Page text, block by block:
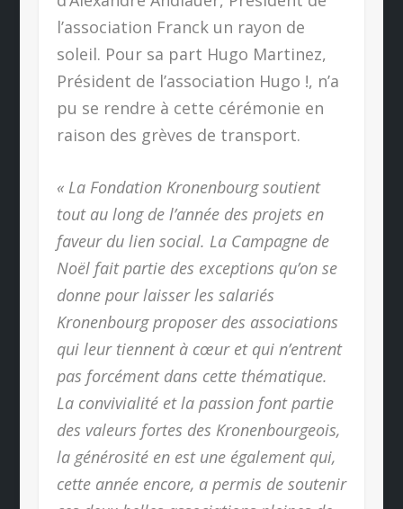
l’association Franck un rayon de
soleil. Pour sa part Hugo Martinez,
Président de l’association Hugo !, n’a
pu se rendre à cette cérémonie en
raison des grèves de transport.
« La Fondation Kronenbourg soutient
tout au long de l’année des projets en
faveur du lien social. La Campagne de
Noël fait partie des exceptions qu’on se
donne pour laisser les salariés
Kronenbourg proposer des associations
qui leur tiennent à cœur et qui n’entrent
pas forcément dans cette thématique.
La convivialité et la passion font partie
des valeurs fortes des Kronenbourgeois,
la générosité en est une également qui,
cette année encore, a permis de soutenir